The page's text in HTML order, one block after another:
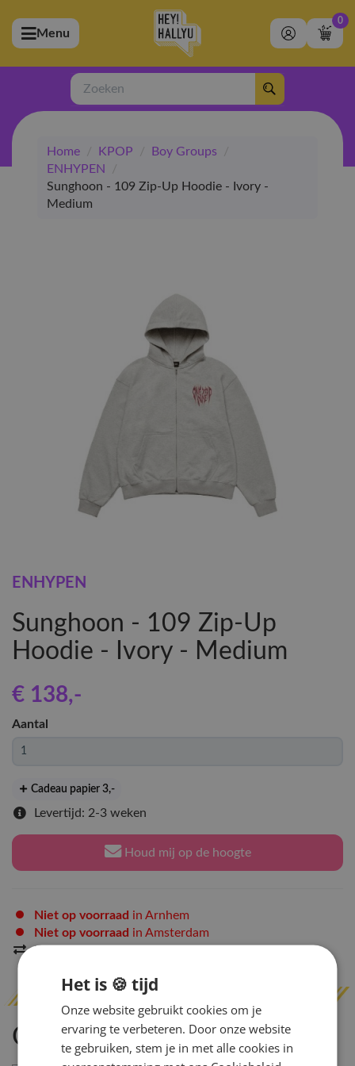
(Artiesten)
(Merchandise)
(Exclusive)
(Winkel)
Menu
0
Zoeken
Home / KPOP / Boy Groups
/
ENHYPEN
/
Sunghoon - 109 Zip-Up Hoodie - Ivory -
Medium
ENHYPEN
Sunghoon - 109 Zip-Up
Hoodie - Ivory - Medium
€ 138,-
Aantal
Cadeau papier 3,-
Levertijd: 2-3 weken
Houd mij op de hoogte
Niet op voorraad in Arnhem
Niet op voorraad in Amsterdam
Indien op voorraad
Omschrijving
Het is 🍪 tijd
Onze website gebruikt cookies om je
ervaring te verbeteren. Door onze website
te gebruiken, stem je in met alle cookies in